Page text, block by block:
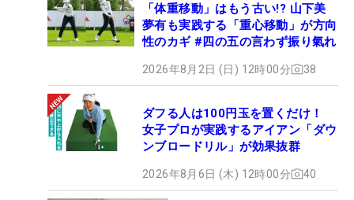
「体重移動」はもう古い!? 山下美
夢有も実践する「重心移動」が方向
性のカギ #四の五の言わず振り氣れ
2026年8月2日 (日) 12時00分 38
ダフる人は100円玉を置くだけ！
女子プロが実践するアイアン「ダウ
ンブロードリル」が効果抜群
2026年8月6日 (木) 12時00分 40